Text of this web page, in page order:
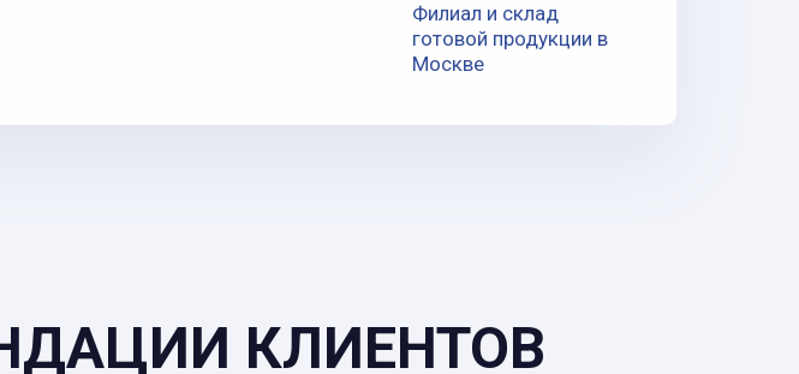
Филиал и склад
готовой продукции в
Москве
КЛИЕНТОВ